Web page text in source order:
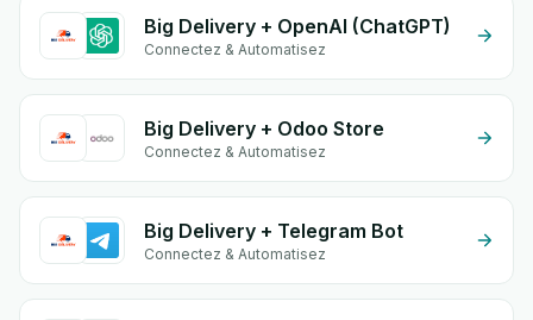
Big Delivery + OpenAI (ChatGPT)
Connectez & Automatisez
Big Delivery + Odoo Store
Connectez & Automatisez
Big Delivery + Telegram Bot
Connectez & Automatisez